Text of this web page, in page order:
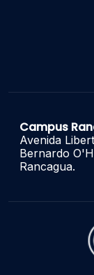
Campus
Avenida
Bernardo
Rancagua.